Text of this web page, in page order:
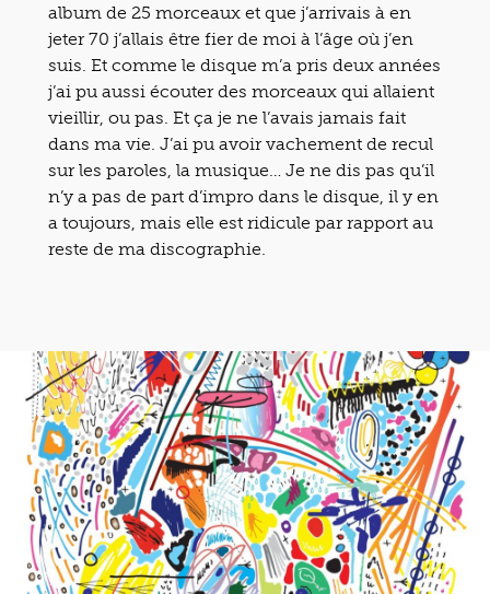
album de 25 morceaux et que j’arrivais à en
jeter 70 j’allais être fier de moi à l’âge où j’en
suis. Et comme le disque m’a pris deux années
j’ai pu aussi écouter des morceaux qui allaient
vieillir, ou pas. Et ça je ne l’avais jamais fait
dans ma vie. J’ai pu avoir vachement de recul
sur les paroles, la musique… Je ne dis pas qu’il
n’y a pas de part d’impro dans le disque, il y en
a toujours, mais elle est ridicule par rapport au
reste de ma discographie.